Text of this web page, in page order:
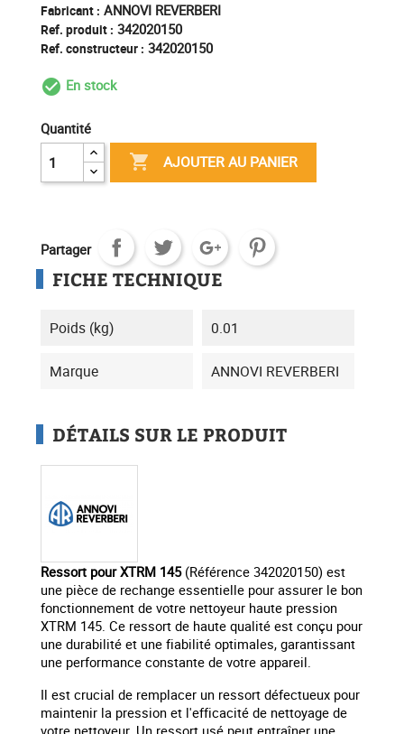
Fabricant : ANNOVI REVERBERI
Ref. produit : 342020150
Ref. constructeur : 342020150
check_circle_outline
En stock
Quantité
 AJOUTER AU PANIER
Partager
FICHE TECHNIQUE
Poids (kg) 0.01
Marque ANNOVI REVERBERI
DÉTAILS SUR LE PRODUIT
Ressort pour XTRM 145(Référence 342020150) est
une pièce de rechange essentielle pour assurer le bon
fonctionnement de votre nettoyeur haute pression
XTRM 145. Ce ressort de haute qualité est conçu pour
une durabilité et une fiabilité optimales, garantissant
une performance constante de votre appareil.
Il est crucial de remplacer un ressort défectueux pour
maintenir la pression et l'efficacité de nettoyage de